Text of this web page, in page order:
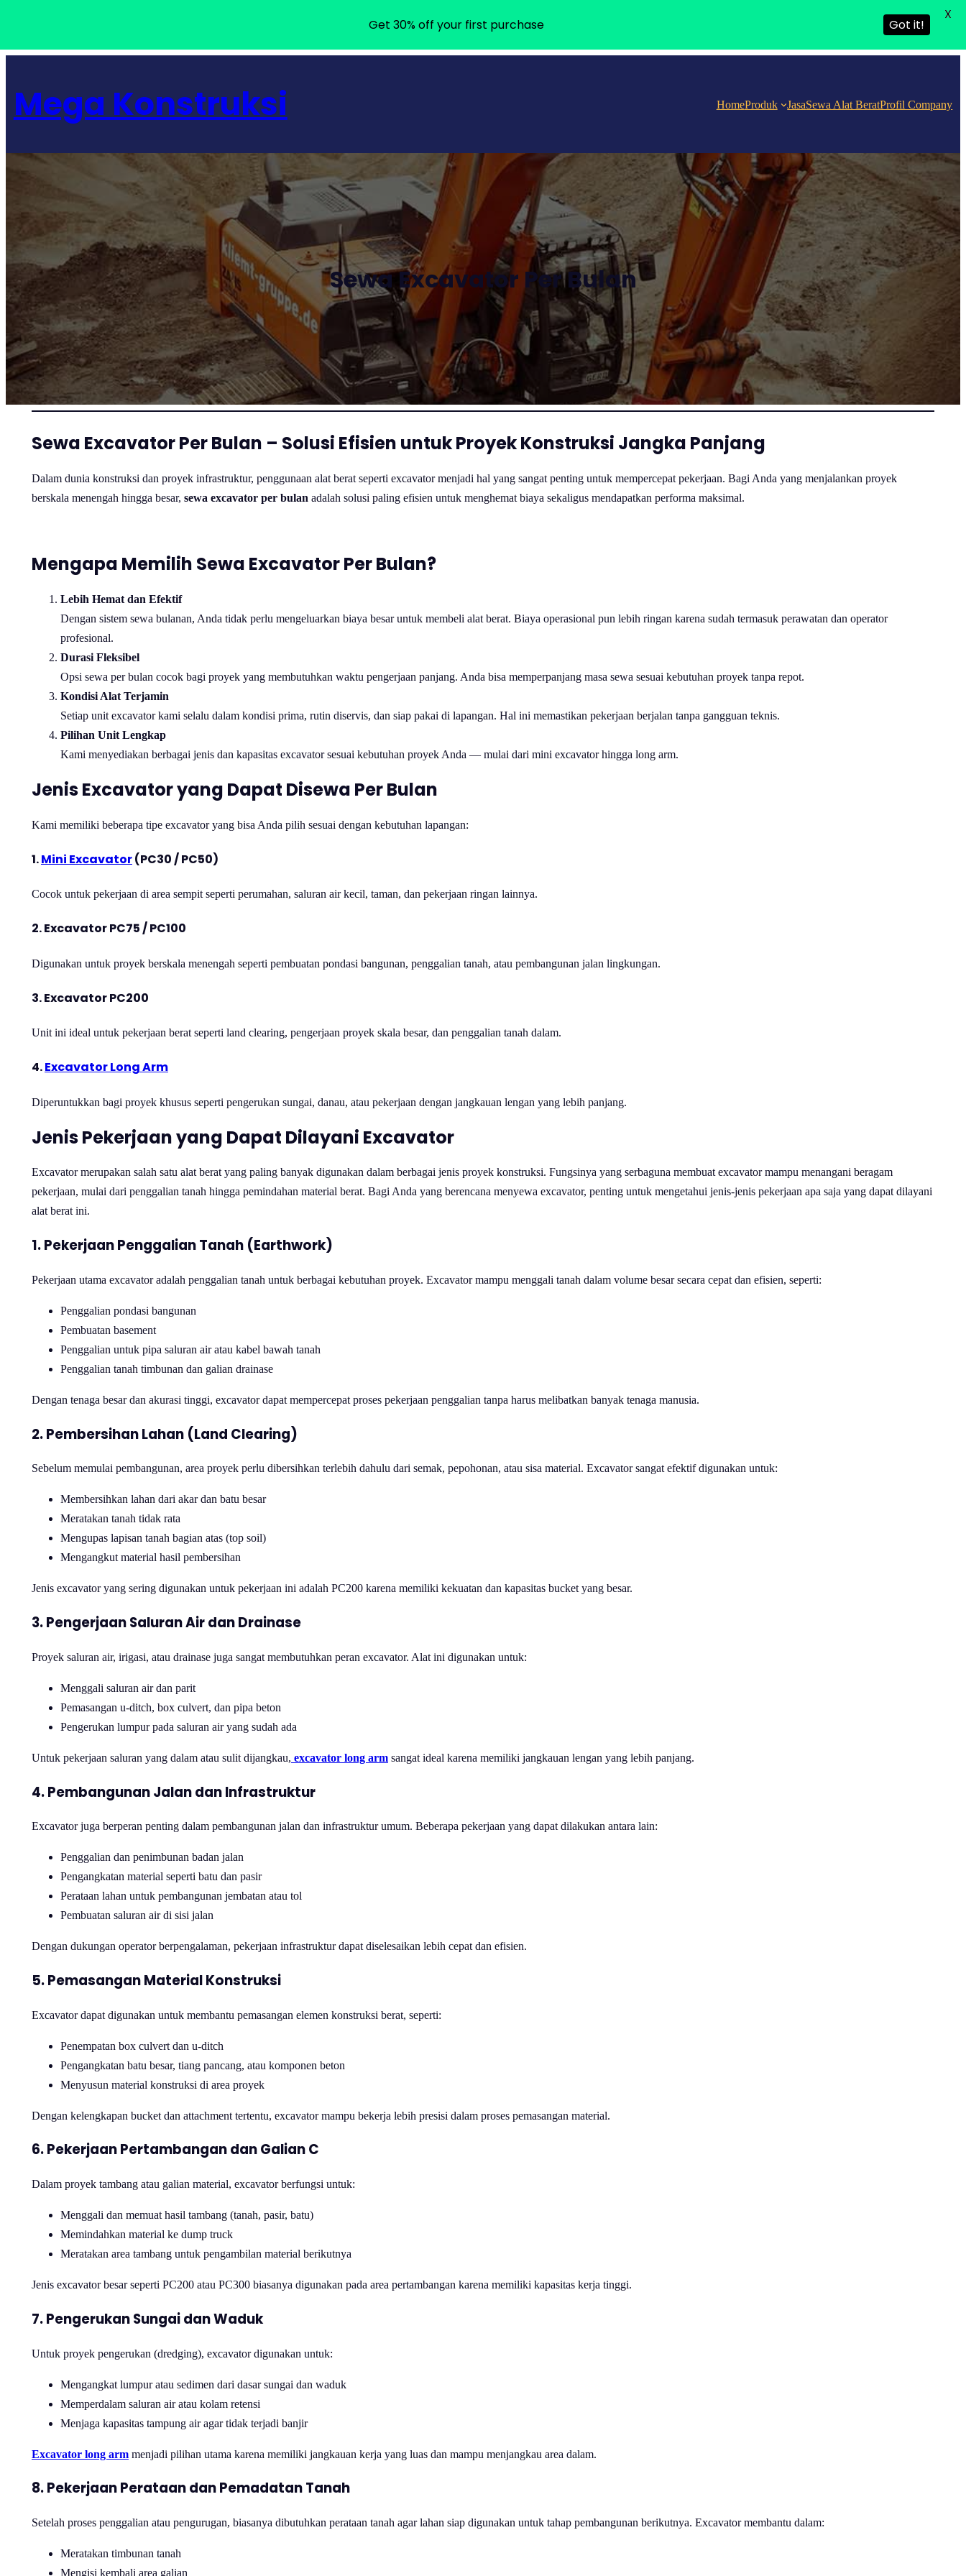
konten
Mega Konstruksi HomeProduk JasaSewa Alat BeratProfil Company
Sewa Excavator Per Bulan
Sewa Excavator Per Bulan – Solusi Efisien untuk Proyek Konstruksi Jangka Panjang
Dalam dunia konstruksi dan proyek infrastruktur, penggunaan alat berat seperti excavator menjadi hal yang sangat penting untuk mempercepat pekerjaan. Bagi Anda yang menjalankan proyek
berskala menengah hingga besar, sewa excavator per bulan adalah solusi paling efisien untuk menghemat biaya sekaligus mendapatkan performa maksimal.
Mengapa Memilih Sewa Excavator Per Bulan?
Lebih Hemat dan Efektif
Dengan sistem sewa bulanan, Anda tidak perlu mengeluarkan biaya besar untuk membeli alat berat. Biaya operasional pun lebih ringan karena sudah termasuk perawatan dan operator
profesional.
Durasi Fleksibel
Opsi sewa per bulan cocok bagi proyek yang membutuhkan waktu pengerjaan panjang. Anda bisa memperpanjang masa sewa sesuai kebutuhan proyek tanpa repot.
Kondisi Alat Terjamin
Setiap unit excavator kami selalu dalam kondisi prima, rutin diservis, dan siap pakai di lapangan. Hal ini memastikan pekerjaan berjalan tanpa gangguan teknis.
Pilihan Unit Lengkap
Kami menyediakan berbagai jenis dan kapasitas excavator sesuai kebutuhan proyek Anda — mulai dari mini excavator hingga long arm.
Jenis Excavator yang Dapat Disewa Per Bulan
Kami memiliki beberapa tipe excavator yang bisa Anda pilih sesuai dengan kebutuhan lapangan:
1.Mini Excavator(PC30 / PC50)
Cocok untuk pekerjaan di area sempit seperti perumahan, saluran air kecil, taman, dan pekerjaan ringan lainnya.
2. Excavator PC75 / PC100
Digunakan untuk proyek berskala menengah seperti pembuatan pondasi bangunan, penggalian tanah, atau pembangunan jalan lingkungan.
3. Excavator PC200
Unit ini ideal untuk pekerjaan berat seperti land clearing, pengerjaan proyek skala besar, dan penggalian tanah dalam.
4.Excavator Long Arm
Diperuntukkan bagi proyek khusus seperti pengerukan sungai, danau, atau pekerjaan dengan jangkauan lengan yang lebih panjang.
Jenis Pekerjaan yang Dapat Dilayani Excavator
Excavator merupakan salah satu alat berat yang paling banyak digunakan dalam berbagai jenis proyek konstruksi. Fungsinya yang serbaguna membuat excavator mampu menangani beragam
pekerjaan, mulai dari penggalian tanah hingga pemindahan material berat. Bagi Anda yang berencana menyewa excavator, penting untuk mengetahui jenis-jenis pekerjaan apa saja yang dapat dilayani
alat berat ini.
1. Pekerjaan Penggalian Tanah (Earthwork)
Pekerjaan utama excavator adalah penggalian tanah untuk berbagai kebutuhan proyek. Excavator mampu menggali tanah dalam volume besar secara cepat dan efisien, seperti:
Penggalian pondasi bangunan
Pembuatan basement
Penggalian untuk pipa saluran air atau kabel bawah tanah
Penggalian tanah timbunan dan galian drainase
Dengan tenaga besar dan akurasi tinggi, excavator dapat mempercepat proses pekerjaan penggalian tanpa harus melibatkan banyak tenaga manusia.
2. Pembersihan Lahan (Land Clearing)
Sebelum memulai pembangunan, area proyek perlu dibersihkan terlebih dahulu dari semak, pepohonan, atau sisa material. Excavator sangat efektif digunakan untuk:
Membersihkan lahan dari akar dan batu besar
Meratakan tanah tidak rata
Mengupas lapisan tanah bagian atas (top soil)
Mengangkut material hasil pembersihan
Jenis excavator yang sering digunakan untuk pekerjaan ini adalah PC200 karena memiliki kekuatan dan kapasitas bucket yang besar.
3. Pengerjaan Saluran Air dan Drainase
Proyek saluran air, irigasi, atau drainase juga sangat membutuhkan peran excavator. Alat ini digunakan untuk:
Menggali saluran air dan parit
Pemasangan u-ditch, box culvert, dan pipa beton
Pengerukan lumpur pada saluran air yang sudah ada
Untuk pekerjaan saluran yang dalam atau sulit dijangkau, excavator long arm sangat ideal karena memiliki jangkauan lengan yang lebih panjang.
4. Pembangunan Jalan dan Infrastruktur
Excavator juga berperan penting dalam pembangunan jalan dan infrastruktur umum. Beberapa pekerjaan yang dapat dilakukan antara lain:
Penggalian dan penimbunan badan jalan
Pengangkatan material seperti batu dan pasir
Perataan lahan untuk pembangunan jembatan atau tol
Pembuatan saluran air di sisi jalan
Dengan dukungan operator berpengalaman, pekerjaan infrastruktur dapat diselesaikan lebih cepat dan efisien.
5. Pemasangan Material Konstruksi
Excavator dapat digunakan untuk membantu pemasangan elemen konstruksi berat, seperti:
Penempatan box culvert dan u-ditch
Pengangkatan batu besar, tiang pancang, atau komponen beton
Menyusun material konstruksi di area proyek
Dengan kelengkapan bucket dan attachment tertentu, excavator mampu bekerja lebih presisi dalam proses pemasangan material.
6. Pekerjaan Pertambangan dan Galian C
Dalam proyek tambang atau galian material, excavator berfungsi untuk:
Menggali dan memuat hasil tambang (tanah, pasir, batu)
Memindahkan material ke dump truck
Meratakan area tambang untuk pengambilan material berikutnya
Jenis excavator besar seperti PC200 atau PC300 biasanya digunakan pada area pertambangan karena memiliki kapasitas kerja tinggi.
7. Pengerukan Sungai dan Waduk
Untuk proyek pengerukan (dredging), excavator digunakan untuk:
Mengangkat lumpur atau sedimen dari dasar sungai dan waduk
Memperdalam saluran air atau kolam retensi
Menjaga kapasitas tampung air agar tidak terjadi banjir
Excavator long arm menjadi pilihan utama karena memiliki jangkauan kerja yang luas dan mampu menjangkau area dalam.
8. Pekerjaan Perataan dan Pemadatan Tanah
Setelah proses penggalian atau pengurugan, biasanya dibutuhkan perataan tanah agar lahan siap digunakan untuk tahap pembangunan berikutnya. Excavator membantu dalam:
Meratakan timbunan tanah
Mengisi kembali area galian
Get 30% off your first purchase Got it!
X